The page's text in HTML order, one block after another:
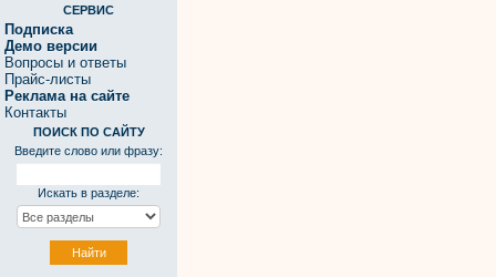
СЕРВИС
Подписка
Демо версии
Вопросы и ответы
Прайс-листы
Реклама на сайте
Контакты
ПОИСК ПО САЙТУ
Введите слово или фразу:
Искать в разделе: